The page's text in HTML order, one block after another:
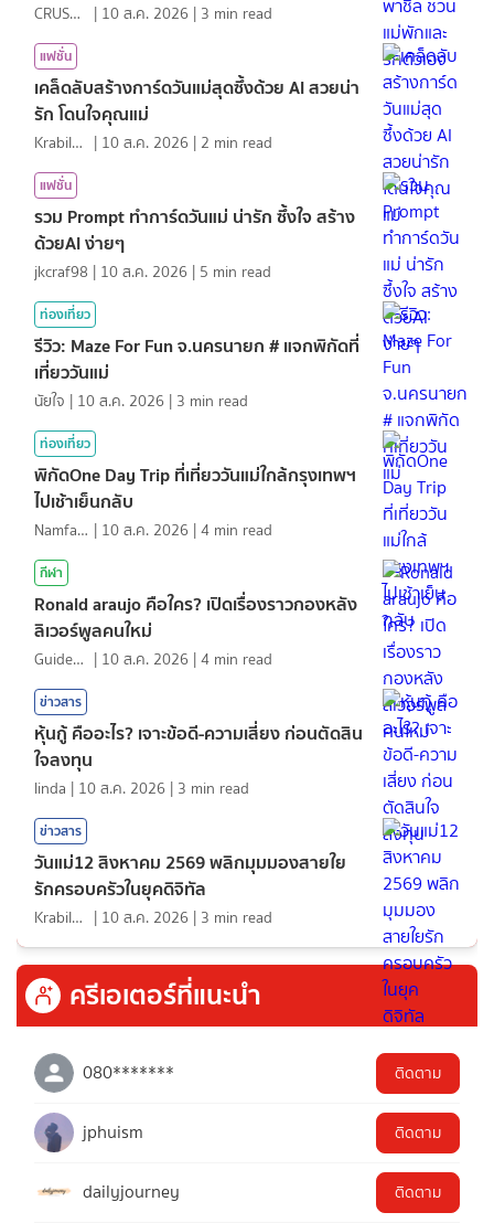
CRUSHที่แปลว่าแอบชอบ | 10 ส.ค. 2026 | 3 min read
แฟชั่น
เคล็ดลับสร้างการ์ดวันแม่สุดซึ้งด้วย AI สวยน่า
รัก โดนใจคุณแม่
KrabiInsight | 10 ส.ค. 2026 | 2 min read
แฟชั่น
รวม Prompt ทำการ์ดวันแม่ น่ารัก ซึ้งใจ สร้าง
ด้วยAI ง่ายๆ
jkcraf98 | 10 ส.ค. 2026 | 5 min read
ท่องเที่ยว
รีวิว: Maze For Fun จ.นครนายก # แจกพิกัดที่
เที่ยววันแม่
นัยใจ | 10 ส.ค. 2026 | 3 min read
ท่องเที่ยว
พิกัดOne Day Trip ที่เที่ยววันแม่ใกล้กรุงเทพฯ
ไปเช้าเย็นกลับ
NamfahPhupha | 10 ส.ค. 2026 |4 min read
กีฬา
Ronald araujo คือใคร? เปิดเรื่องราวกองหลัง
ลิเวอร์พูลคนใหม่
GuideKop | 10 ส.ค. 2026 |4 min read
ข่าวสาร
หุ้นกู้ คืออะไร? เจาะข้อดี-ความเสี่ยง ก่อนตัดสิน
ใจลงทุน
linda | 10 ส.ค. 2026 | 3 min read
ข่าวสาร
วันแม่12 สิงหาคม 2569 พลิกมุมมองสายใย
รักครอบครัวในยุคดิจิทัล
KrabiInsight | 10 ส.ค. 2026 | 3 min read
ครีเอเตอร์ที่แนะนำ
080******* ติดตาม
jphuism ติดตาม
dailyjourney ติดตาม